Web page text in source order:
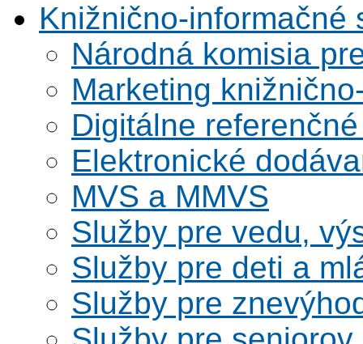
Knižnično-informačné
Národná komisia
Marketing
Digitálne
Elektronické
MVS a MMVS
Služby pre vedu,
Služby pre deti a
Služby pre